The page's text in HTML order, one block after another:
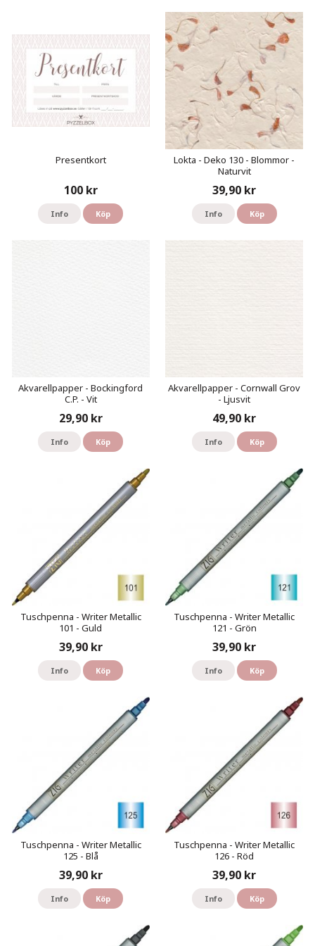
Presentkort
100 kr
Info Köp
Lokta - Deko 130 - Blommor -
Naturvit
39,90 kr
Info Köp
Akvarellpapper - Bockingford
C.P. - Vit
29,90 kr
Info Köp
Akvarellpapper - Cornwall Grov
- Ljusvit
49,90 kr
Info Köp
Tuschpenna - Writer Metallic
101 - Guld
39,90 kr
Info Köp
Tuschpenna - Writer Metallic
121 - Grön
39,90 kr
Info Köp
Tuschpenna - Writer Metallic
125 - Blå
39,90 kr
Info Köp
Tuschpenna - Writer Metallic
126 - Röd
39,90 kr
Info Köp